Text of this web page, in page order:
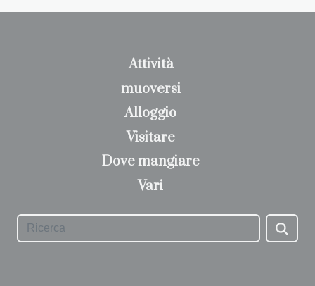
Attività
muoversi
Alloggio
Visitare
Dove mangiare
Vari